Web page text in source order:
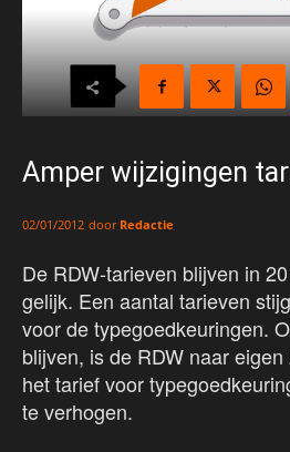
Amper wijzigingen
02/01/2012 door Redactie
De RDW-tarieven blijven in
gelijk. Een aantal tarieven
voor de typegoedkeuringen.
blijven, is de RDW naar
het tarief voor
te verhogen.